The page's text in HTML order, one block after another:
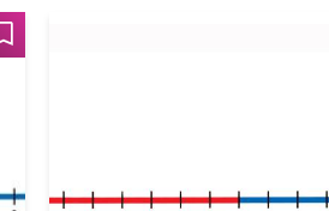
Lägg till i favoriter